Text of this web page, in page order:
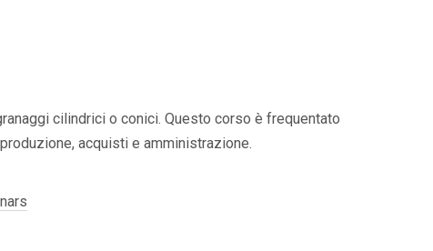
cilindrici o conici. Questo corso è frequentato
acquisti e amministrazione.